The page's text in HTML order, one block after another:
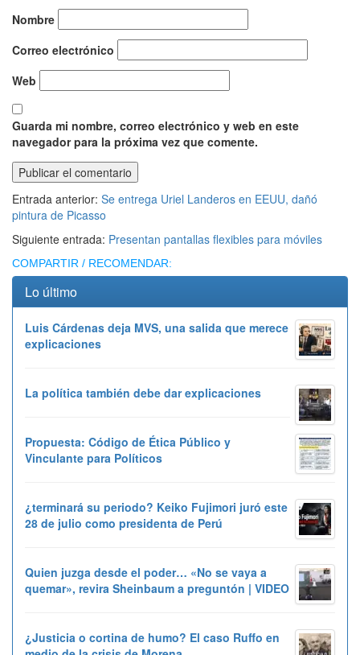
Nombre
Correo electrónico
Web
Guarda mi nombre, correo electrónico y web en este
navegador para la próxima vez que comente.
Entrada anterior: Se entrega Uriel Landeros en EEUU, dañó
pintura de Picasso
Siguiente entrada: Presentan pantallas flexibles para móviles
COMPARTIR / RECOMENDAR:
Lo último
Luis Cárdenas deja MVS, una salida que merece
explicaciones
La política también debe dar explicaciones
Propuesta: Código de Ética Público y
Vinculante para Políticos
¿terminará su periodo? Keiko Fujimori juró este
28 de julio como presidenta de Perú
Quien juzga desde el poder… «No se vaya a
quemar», revira Sheinbaum a preguntón | VIDEO
¿Justicia o cortina de humo? El caso Ruffo en